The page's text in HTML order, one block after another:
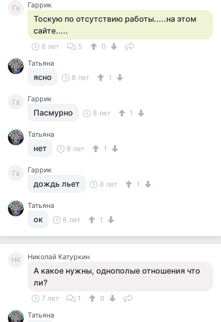
Га Гаррик
Тоскую по отсутствию работы.....на этом
сайте.....
8 лет 5
0
Татьяна
ясно 8 лет 1
Га Гаррик
Пасмурно 8 лет 1
Татьяна
нет 8 лет 1
Га Гаррик
дождь льет 8 лет 1
Татьяна
ок 8 лет 1
НК Николай Катуркин
А какое нужны, однополые отношения что
ли?
7 лет 1
0
Татьяна